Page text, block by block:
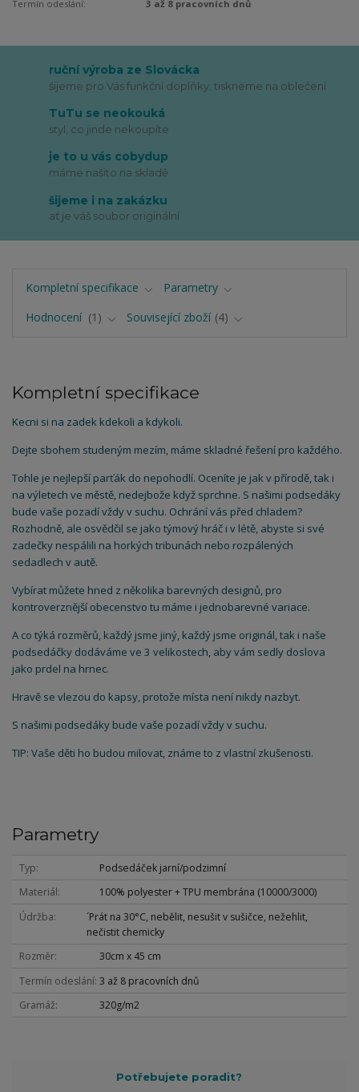
Termín odeslání:
3 až 8 pracovních dnů
ruční výroba ze Slovácka
šijeme pro Vás funkční doplňky, tiskneme na oblečení
TuTu se neokouká
styl, co jinde nekoupíte
je to u vás cobydup
máme našito na skladě
šijeme i na zakázku
ať je váš soubor originální
Kompletní specifikace
Parametry
Hodnocení
1 Související zboží 4
Kompletní specifikace
Kecni si na zadek kdekoli a kdykoli.
Dejte sbohem studeným mezím, máme skladné řešení pro každého.
Tohle je nejlepší parťák do nepohodlí. Oceníte je jak v přírodě, tak i
na výletech ve městě, nedejbože když sprchne. S našimi podsedáky
bude vaše pozadí vždy v suchu. Ochrání vás před chladem?
Rozhodně, ale osvědčil se jako týmový hráč i v létě, abyste si své
zadečky nespálili na horkých tribunách nebo rozpálených
sedadlech v autě.
Vybírat můžete hned z několika barevných designů, pro
kontroverznější obecenstvo tu máme i jednobarevné variace.
A co týká rozměrů, každý jsme jiný, každý jsme originál, tak i naše
podsedáčky dodáváme ve 3 velikostech, aby vám sedly doslova
jako prdel na hrnec.
Hravě se vlezou do kapsy, protože místa není nikdy nazbyt.
S našimi podsedáky bude vaše pozadí vždy v suchu.
TIP: Vaše děti ho budou milovat, známe to z vlastní zkušenosti.
Parametry
Typ
Podsedáček jarní/podzimní
Materiál
100% polyester + TPU membrána (10000/3000)
Údržba
´Prát na 30°C, nebělit, nesušit v sušičce, nežehlit,
nečistit chemicky
Rozměr
30cm x 45 cm
Termín odeslání 3 až 8 pracovních dnů
Gramáž
320g/m2
Potřebujete poradit?